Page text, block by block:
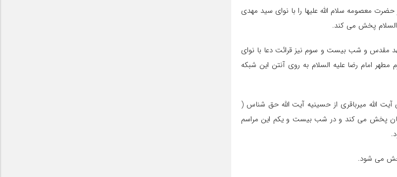
معصومه سلام الله علیها را با نوای سید مهدی
السلام پخش می کند.
مقدس و شب بیست و سوم نیز قرائت دعا با نوای
مطهر امام رضا علیه السلام به روی آنتن این شبکه
در نخستین شب از لیالی قدر در ساعت ۲۳ سخنرانی آیت الله میرباقری از حسینیه آیت الله حق شناس (
پخش می کند و در شب بیست و یکم این مراسم
می شود.